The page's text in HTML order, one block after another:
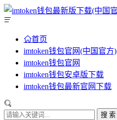
首页
imtoken钱包官网(中国官方)
imtoken钱包官网
imtoken钱包安卓版下载
imtoken钱包最新官网下载
搜 索